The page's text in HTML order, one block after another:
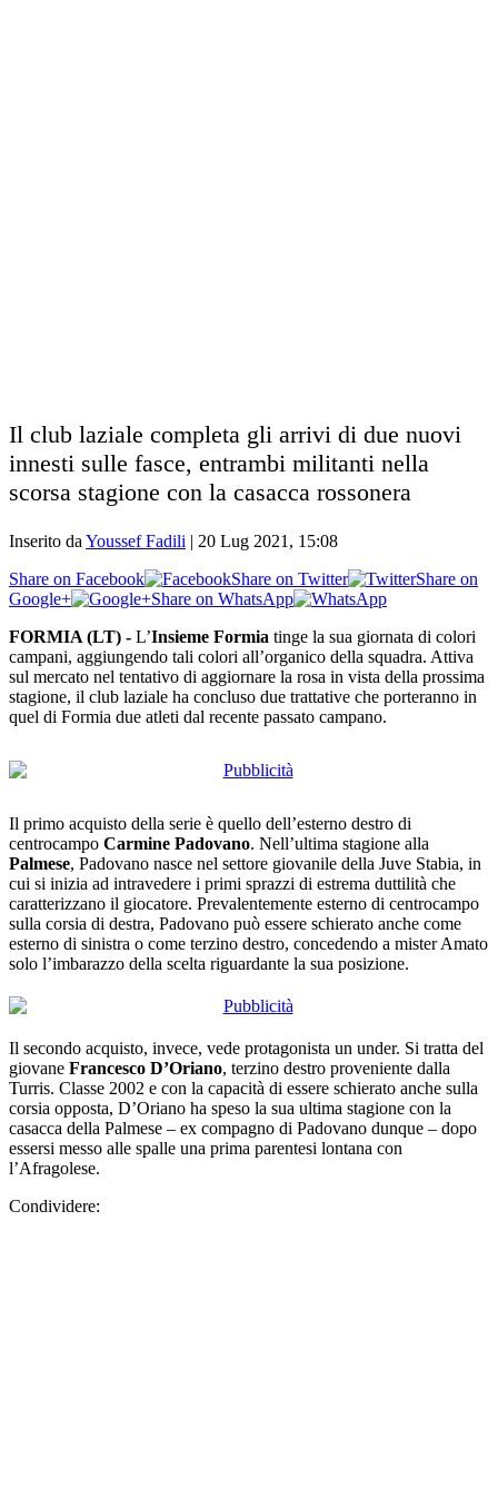
Il club laziale completa gli arrivi di due nuovi
innesti sulle fasce, entrambi militanti nella
scorsa stagione con la casacca rossonera
Inserito da Youssef Fadili | 20 Lug 2021, 15:08
Share on Facebook
Share on Twitter
Share on
Google+
Share on WhatsApp
FORMIA (LT) - L’Insieme Formia tinge la sua giornata di colori
campani, aggiungendo tali colori all’organico della squadra. Attiva
sul mercato nel tentativo di aggiornare la rosa in vista della prossima
stagione, il club laziale ha concluso due trattative che porteranno in
quel di Formia due atleti dal recente passato campano.
Il primo acquisto della serie è quello dell’esterno destro di
centrocampo Carmine Padovano. Nell’ultima stagione alla
Palmese, Padovano nasce nel settore giovanile della Juve Stabia, in
cui si inizia ad intravedere i primi sprazzi di estrema duttilità che
caratterizzano il giocatore. Prevalentemente esterno di centrocampo
sulla corsia di destra, Padovano può essere schierato anche come
esterno di sinistra o come terzino destro, concedendo a mister Amato
solo l’imbarazzo della scelta riguardante la sua posizione.
Il secondo acquisto, invece, vede protagonista un under. Si tratta del
giovane Francesco D’Oriano, terzino destro proveniente dalla
Turris. Classe 2002 e con la capacità di essere schierato anche sulla
corsia opposta, D’Oriano ha speso la sua ultima stagione con la
casacca della Palmese – ex compagno di Padovano dunque – dopo
essersi messo alle spalle una prima parentesi lontana con
l’Afragolese.
Condividere: